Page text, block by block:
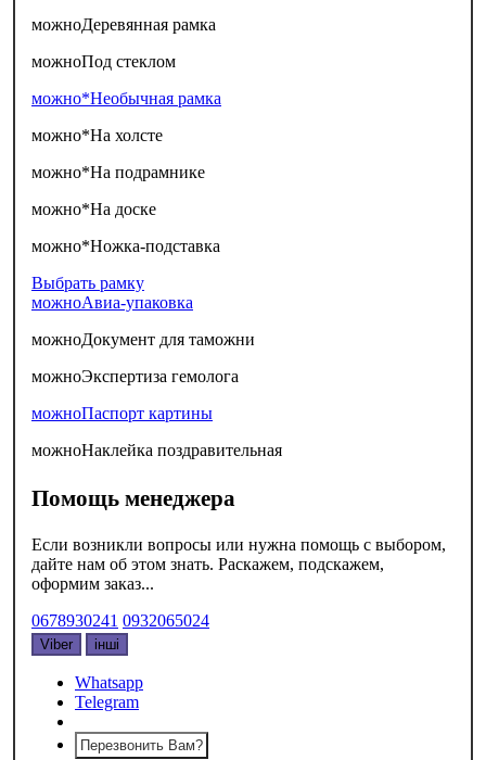
можноДеревянная рамка
можноПод стеклом
можно*Необычная рамка
можно*На холсте
можно*На подрамнике
можно*На доске
можно*Ножка-подставка
Выбрать рамку
можноАвиа-упаковка
можноДокумент для таможни
можноЭкспертиза гемолога
можноПаспорт картины
можноНаклейка поздравительная
Помощь менеджера
Если возникли вопросы или нужна помощь с выбором,
дайте нам об этом знать. Раскажем, подскажем,
оформим заказ...
0678930241 0932065024
Viber інші
Whatsapp
Telegram
Перезвонить Вам?